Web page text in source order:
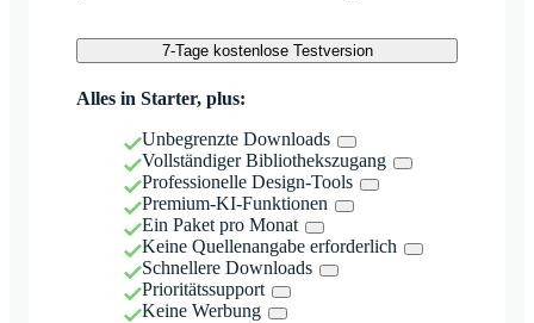
7-Tage kostenlose Testversion
Alles in Starter, plus:
Unbegrenzte Downloads
Vollständiger Bibliothekszugang
Professionelle Design-Tools
Premium-KI-Funktionen
Ein Paket pro Monat
Keine Quellenangabe erforderlich
Schnellere Downloads
Prioritätssupport
Keine Werbung